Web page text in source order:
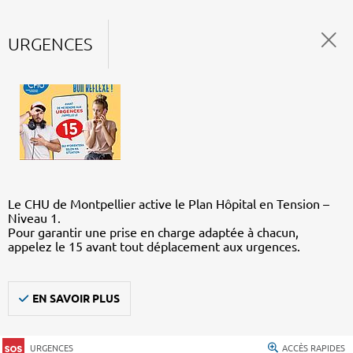
URGENCES
Le CHU de Montpellier active le Plan Hôpital en Tension –
Niveau 1.
Pour garantir une prise en charge adaptée à chacun,
appelez le 15 avant tout déplacement aux urgences.
EN SAVOIR PLUS
URGENCES ACCÈS RAPIDES